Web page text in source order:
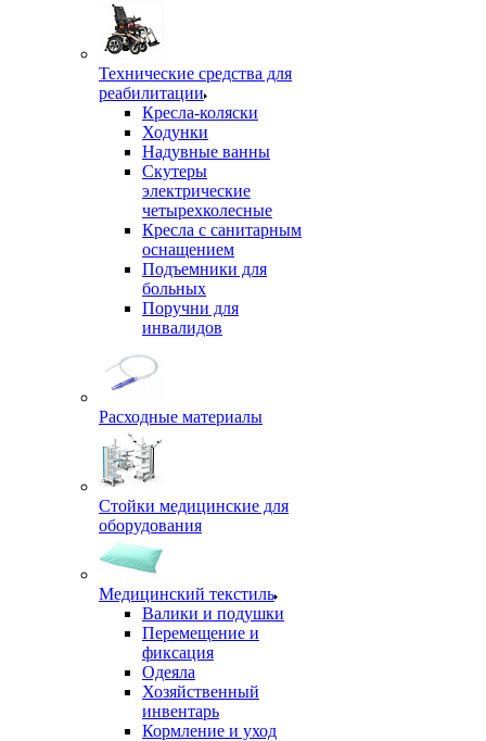
Технические средства для
реабилитации
Кресла-коляски
Ходунки
Надувные ванны
Скутеры
электрические
четырехколесные
Кресла с санитарным
оснащением
Подъемники для
больных
Поручни для
инвалидов
Расходные материалы
Стойки медицинские для
оборудования
Медицинский текстиль
Валики и подушки
Перемещение и
фиксация
Одеяла
Хозяйственный
инвентарь
Кормление и уход